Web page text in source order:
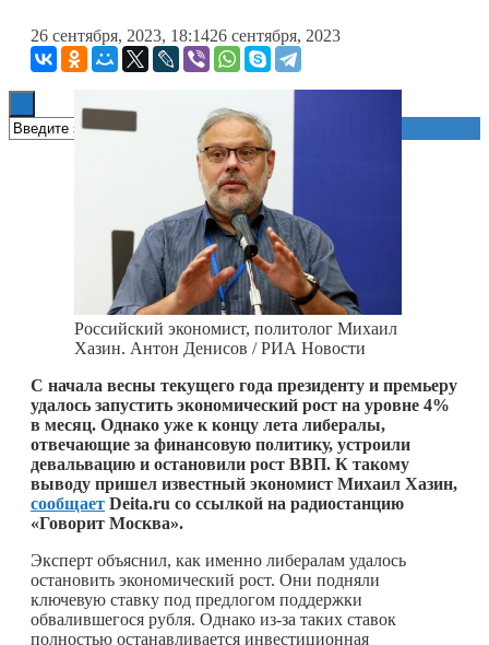
Книги
26 сентября, 2023, 18:1426 сентября, 2023
Российский экономист, политолог Михаил
Хазин. Антон Денисов / РИА Новости
С начала весны текущего года президенту и премьеру
удалось запустить экономический рост на уровне 4%
в месяц. Однако уже к концу лета либералы,
отвечающие за финансовую политику, устроили
девальвацию и остановили рост ВВП. К такому
выводу пришел известный экономист Михаил Хазин,
сообщает Deita.ru со ссылкой на радиостанцию
«Говорит Москва».
Эксперт объяснил, как именно либералам удалось
остановить экономический рост. Они подняли
ключевую ставку под предлогом поддержки
обвалившегося рубля. Однако из-за таких ставок
полностью останавливается инвестиционная